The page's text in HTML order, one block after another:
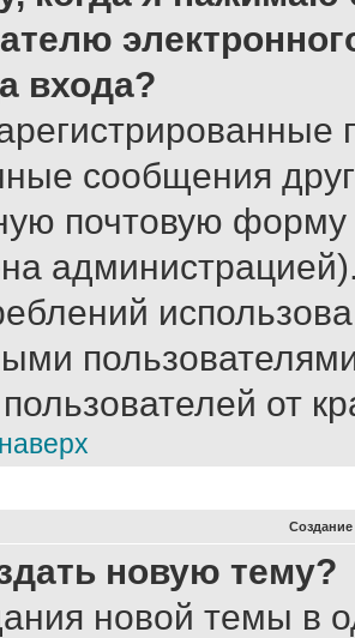
входа?
сообщения
почтовую
от
новую тему?
новой темы в